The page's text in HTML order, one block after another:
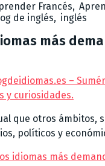
Francés,
de inglés, inglés
más
–
y curiosidades.
que otros ámbitos,
políticos y
idiomas más